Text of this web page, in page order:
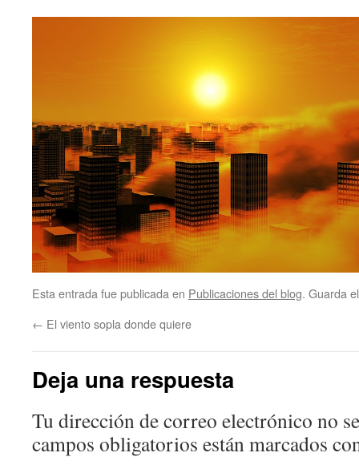
Esta entrada fue publicada en Publicaciones del blog. Guarda
← El viento sopla donde quiere
Deja una respuesta
Tu dirección de correo electrónico no
campos obligatorios están marcados